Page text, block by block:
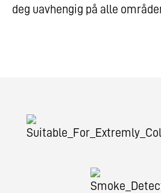
deg uavhengig på alle